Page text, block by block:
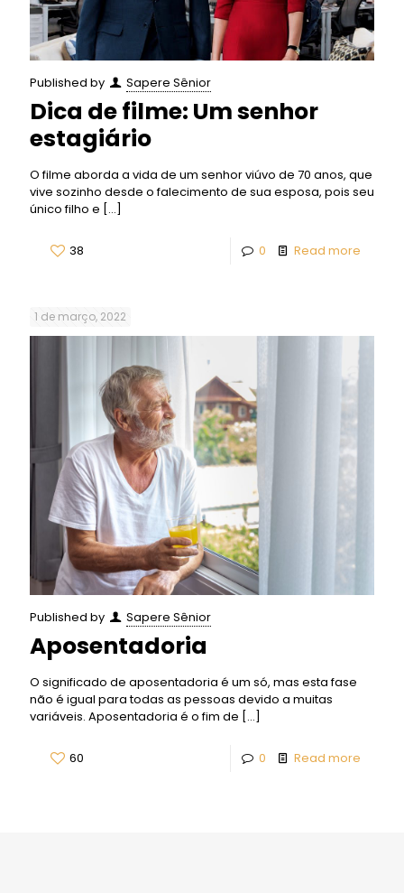
Published by Sapere Sênior
Dica de filme: Um senhor
estagiário
O filme aborda a vida de um senhor viúvo de 70 anos, que
vive sozinho desde o falecimento de sua esposa, pois seu
único filho e […]
38 0 Read more
1 de março, 2022
Published by Sapere Sênior
Aposentadoria
O significado de aposentadoria é um só, mas esta fase
não é igual para todas as pessoas devido a muitas
variáveis. Aposentadoria é o fim de […]
60 0 Read more